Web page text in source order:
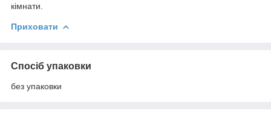
кімнати.
Приховати
Спосіб упаковки
без упаковки